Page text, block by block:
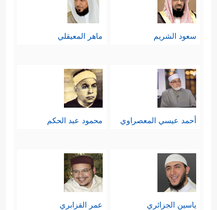
سعود الشريم ماهر المعيقلي
أحمد عيسي المعصراوي محمود عبد الحكم
ياسين الجزائري عمر القزابري